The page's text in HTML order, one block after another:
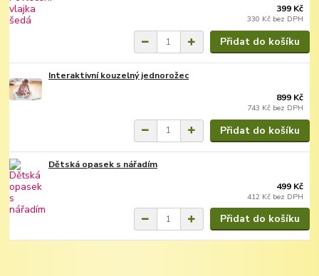
399 Kč
330 Kč bez DPH
Přidat do košíku
Interaktivní kouzelný jednorožec
899 Kč
743 Kč bez DPH
Přidat do košíku
Dětská opasek s nářadím
499 Kč
412 Kč bez DPH
Přidat do košíku